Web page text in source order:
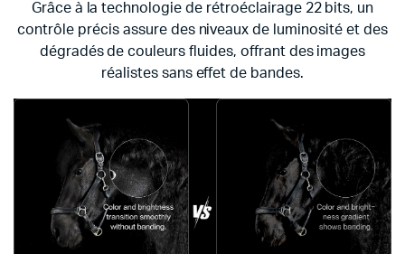
Grâce à la technologie de rétroéclairage 22 bits, un
contrôle précis assure des niveaux de luminosité et des
dégradés de couleurs fluides, offrant des images
réalistes sans effet de bandes.